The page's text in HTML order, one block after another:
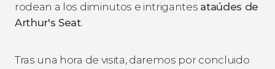
rodean a los diminutos e intrigantes ataúdes de
Arthur's Seat.
Tras una hora de visita, daremos por concluido